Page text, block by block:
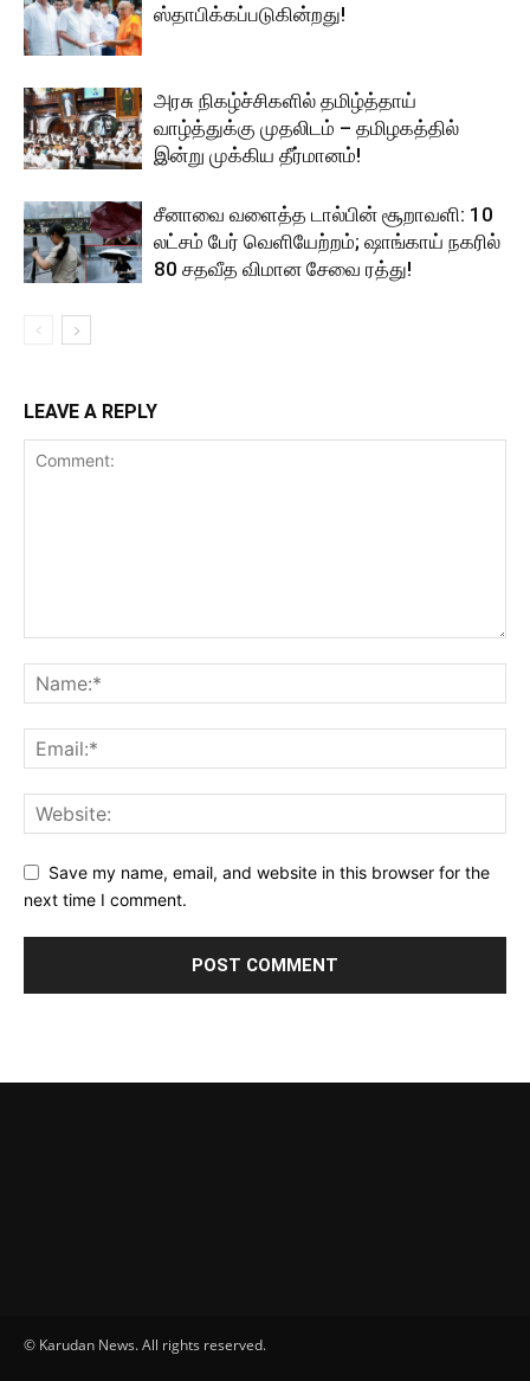
ஸ்தாபிக்கப்படுகின்றது!
அரசு நிகழ்ச்சிகளில் தமிழ்த்தாய்
வாழ்த்துக்கு முதலிடம் – தமிழகத்தில்
இன்று முக்கிய தீர்மானம்!
சீனாவை வளைத்த டால்பின் சூறாவளி: 10
லட்சம் பேர் வெளியேற்றம்; ஷாங்காய் நகரில்
80 சதவீத விமான சேவை ரத்து!
LEAVE A REPLY
Save my name, email, and website in this browser for the
next time I comment.
© Karudan News. All rights reserved.